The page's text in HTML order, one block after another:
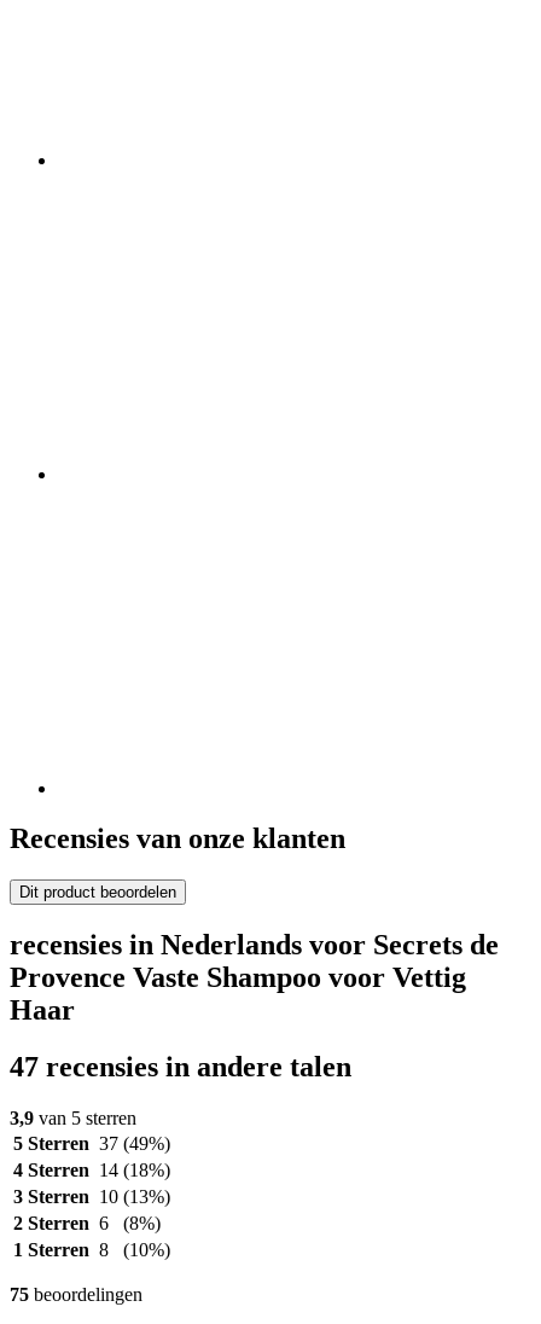
Recensies van onze klanten
Dit product beoordelen
recensies in Nederlands voor Secrets de
Provence Vaste Shampoo voor Vettig
Haar
47 recensies in andere talen
3,9 van 5 sterren
5 Sterren 37 (49%)
4 Sterren 14 (18%)
3 Sterren 10 (13%)
2 Sterren 6
(8%)
1 Sterren 8 (10%)
75 beoordelingen